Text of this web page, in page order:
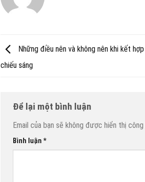
Những điều nên và không nên khi kết
chiếu sáng
Để lại một bình luận
Email của bạn sẽ không được hiển thị công
Bình luận *